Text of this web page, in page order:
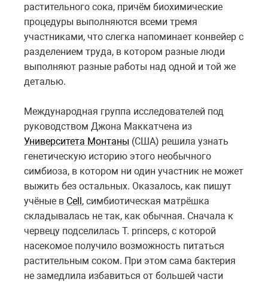
растительного сока, причём биохимические
процедуры выполняются всеми тремя
участниками, что слегка напоминает конвейер с
разделением труда, в котором разные люди
выполняют разные работы над одной и той же
деталью.
Международная группа исследователей под
руководством Джона Маккатчена из
Университета Монтаны (США) решила узнать
генетическую историю этого необычного
симбиоза, в котором ни один участник не может
выжить без остальных. Оказалось, как пишут
учёные в Cell, симбиотическая матрёшка
складывалась не так, как обычная. Сначала к
червецу подселилась T. princeps, с которой
насекомое получило возможность питаться
растительным соком. При этом сама бактерия
не замедлила избавиться от большей части